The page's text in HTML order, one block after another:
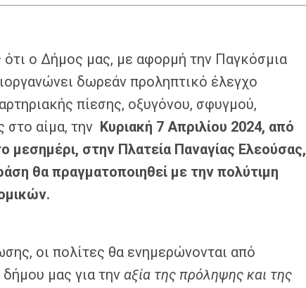
ο Δήμος μας, με αφορμή την Παγκόσμια
δωρεάν προληπτικό έλεγχο
πίεσης, οξυγόνου, σφυγμού,
στο αίμα, την Κυριακή 7 Απριλίου 2024, από
μεσημέρι, στην Πλατεία Παναγίας Ελεούσας,
θα πραγματοποιηθεί με την πολύτιμη
οι πολίτες θα ενημερώνονται από
μας για την αξία της πρόληψης και της